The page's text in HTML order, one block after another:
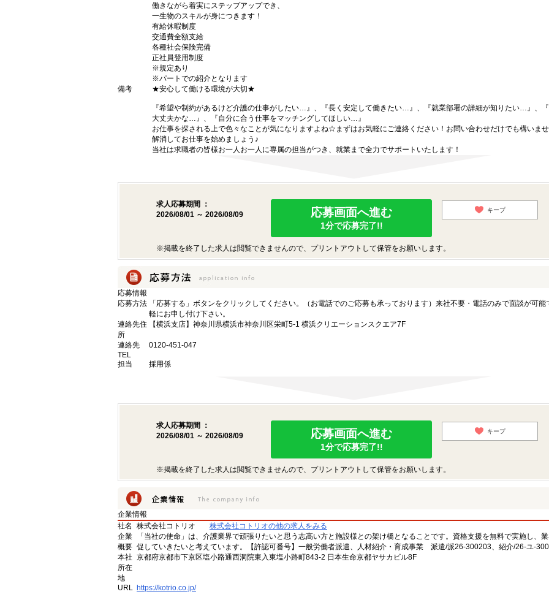
働きながら着実にステップアップでき、
一生物のスキルが身につきます！
有給休暇制度
交通費全額支給
各種社会保険完備
正社員登用制度
※規定あり
※パートでの紹介となります
備考
★安心して働ける環境が大切★
『希望や制約があるけど介護の仕事がしたい…』、『長く安定して働きたい…』、『就業部署の詳細が知りたい…』、
大丈夫かな…』、『自分に合う仕事をマッチングしてほしい…』
お仕事を探される上で色々なことが気になりますよね☆まずはお気軽にご連絡ください！お問い合わせだけでも構いま
解消してお仕事を始めましょう♪
当社は求職者の皆様お一人お一人に専属の担当がつき、就業まで全力でサポートいたします！
求人応募期間 ：
2026/08/01 ～ 2026/08/09
応募画面へ進む
1分で応募完了!!
キープ
※掲載を終了した求人は閲覧できませんので、プリントアウトして保管をお願いします。
応募情報
応募方法
「応募する」ボタンをクリックしてください。（お電話でのご応募も承っております）来社不要・電話のみで面談が可能
軽にお申し付け下さい。
連絡先住
所
【横浜支店】神奈川県横浜市神奈川区栄町5-1 横浜クリエーションスクエア7F
連絡先
TEL
0120-451-047
担当 採用係
求人応募期間 ：
2026/08/01 ～ 2026/08/09
応募画面へ進む
1分で応募完了!!
キープ
※掲載を終了した求人は閲覧できませんので、プリントアウトして保管をお願いします。
企業情報
社名
株式会社コトリオ
株式会社コトリオの他の求人をみる
企業
概要
「当社の使命」は、介護業界で頑張りたいと思う志高い方と施設様との架け橋となることです。資格支援を無料で実施し、
促していきたいと考えています。【許認可番号】一般労働者派遣、人材紹介・育成事業 派遣/派26-300203、紹介/26-ユ-
本社
所在
地
京都府京都市下京区塩小路通西洞院東入東塩小路町843-2 日本生命京都ヤサカビル8F
URL https://kotrio.co.jp/